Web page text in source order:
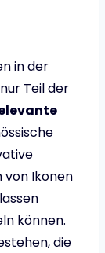
in der
Teil der
Ikonen
können.
die